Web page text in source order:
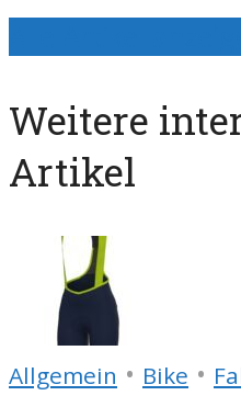
Weitere
Artikel
Allgemein • Bike •